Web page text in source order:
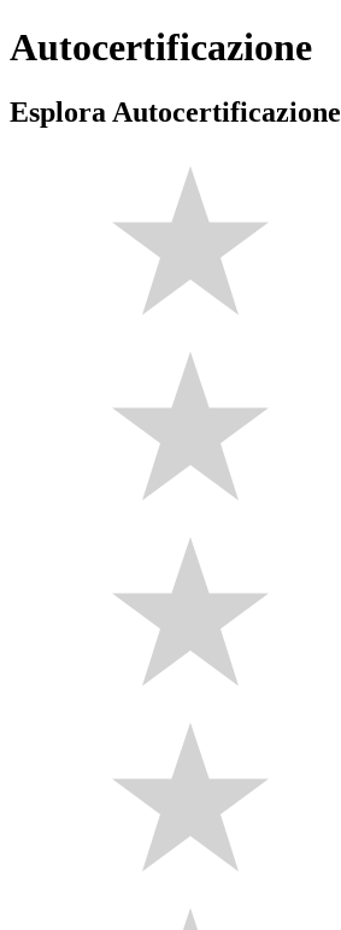
Autocertificazione
Esplora Autocertificazione